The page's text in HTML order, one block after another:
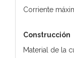
Corriente
Construcción
Material de la